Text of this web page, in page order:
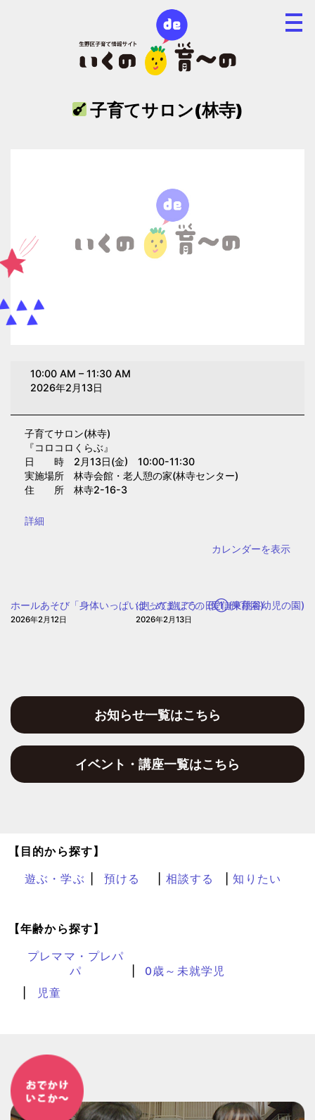
子育てサロン(林寺)
10:00 AM –11:30 AM
2026年2月13日
子育てサロン(林寺)
『コロコロくらぶ』
日 時 2月13日(金) 10:00-11:30
実施場所 林寺会館・老人憩の家(林寺センター)
住 所 林寺2-16-3
{title}
詳細
カレンダーを表示
ホールあそび「身体いっぱい使って遊ぼう」(愛信保育園)
2026年2月12日
はじめましての日①(東桃谷幼児の園)
2026年2月13日
お知らせ一覧はこちら
イベント・講座一覧はこちら
【目的から探す】
遊ぶ・学ぶ 預ける 相談する 知りたい
【年齢から探す】
プレママ・プレパ
パ
0歳～未就学児
児童